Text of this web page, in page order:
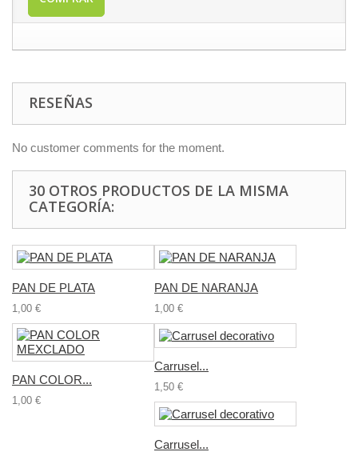
RESEÑAS
No customer comments for the moment.
30 OTROS PRODUCTOS DE LA MISMA
CATEGORÍA:
PAN DE PLATA
1,00 €
PAN DE NARANJA
1,00 €
PAN COLOR...
1,00 €
Carrusel...
1,50 €
Carrusel...